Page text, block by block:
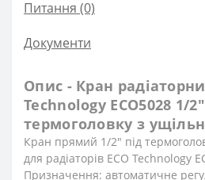
Питання (0)
Документи
Опис - Кран
Technology ECO5028 1/
термоголовку з
Кран прямий 1/2″ під
для радіаторів ECO Technology
Призначення: автоматичне